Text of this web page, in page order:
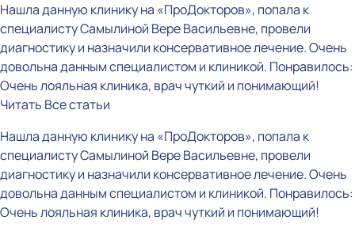
Нашла данную клинику на «ПроДокторов», попала к
специалисту Самылиной Вере Васильевне, провели
диагностику и назначили консервативное лечение. Очень
довольна данным специалистом и клиникой. Понравилось:
Очень лояльная клиника, врач чуткий и понимающий!
Читать Все статьи
Нашла данную клинику на «ПроДокторов», попала к
специалисту Самылиной Вере Васильевне, провели
диагностику и назначили консервативное лечение. Очень
довольна данным специалистом и клиникой. Понравилось:
Очень лояльная клиника, врач чуткий и понимающий!